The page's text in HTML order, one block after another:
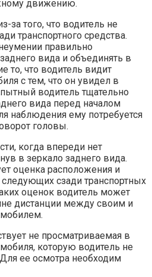
движению.
за того, что водитель не
транспортного средства.
правильно
вида и объединять в
то, что водитель видит
с тем, что он увидел в
водитель тщательно
вида перед началом
наблюдения ему потребуется
головы.
когда впереди нет
в зеркало заднего вида.
оценка расположения и
следующих сзади транспортных
оценок водитель может
дистанции между своим и
не просматриваемая в
которую водитель не
ее осмотра необходим